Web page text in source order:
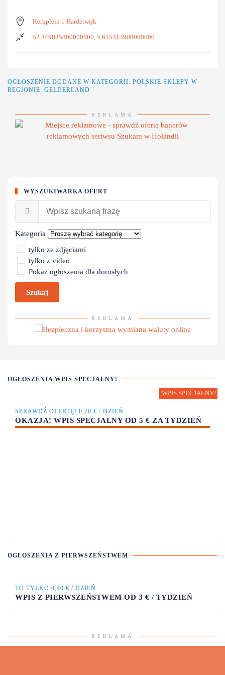
Kerkplein 1 Harderwijk
52.349035800000000, 5.615313900000000
OGŁOSZENIE DODANE W KATEGORII: POLSKIE SKLEPY W
REGIONIE: GELDERLAND
REKLAMA
WYSZUKIWARKA OFERT
Kategoria
tylko ze zdjęciami
tylko z video
Pokaż ogłoszenia dla dorosłych
Szukaj
REKLAMA
OGŁOSZENIA WPIS SPECJALNY!
SPRAWDŹ OFERTĘ! 0,70 € / DZIEŃ
OKAZJA! WPIS SPECJALNY OD 5 € ZA TYDZIEŃ
OGŁOSZENIA Z PIERWSZEŃSTWEM
TO TYLKO 0,40 € / DZIEŃ
WPIS Z PIERWSZEŃSTWEM OD 3 € / TYDZIEŃ
REKLAMA